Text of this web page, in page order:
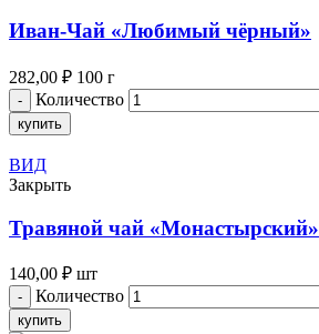
Иван-Чай «Любимый чёрный»
282,00 ₽ 100 г
Количество
купить
ВИД
Закрыть
Травяной чай «Монастырский»
140,00 ₽ шт
Количество
купить